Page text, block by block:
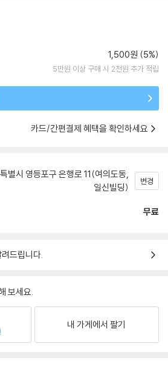
1,500원 (5%)
5만원 이상 구매 시 2천원 추가 적립
카드/간편결제 혜택을 확인하세요
별시 영등포구 은행로 11(여의도동,
일신빌딩)
변경
무료
드립니다.
보세요.
내 가게에서 팔기